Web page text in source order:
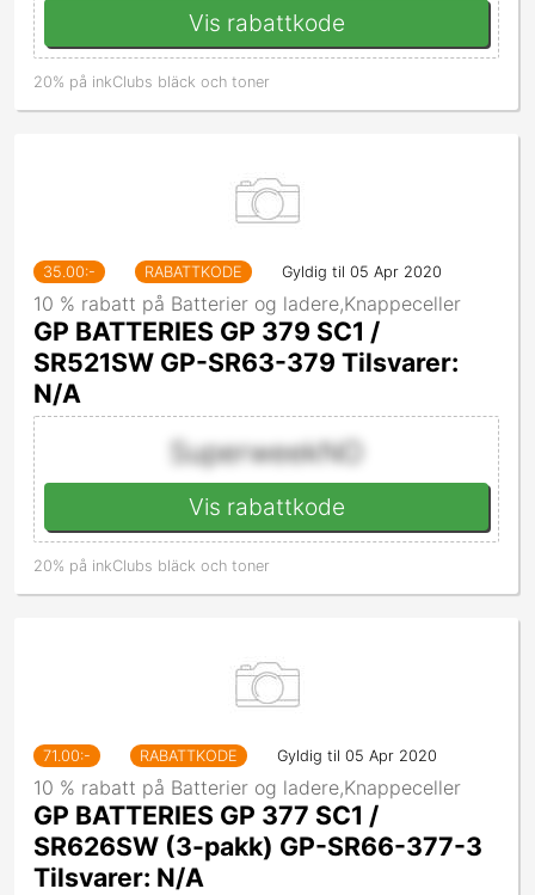
Vis rabattkode
20% på inkClubs bläck och toner
35.00:- RABATTKODE Gyldig til 05 Apr 2020
10 % rabatt på Batterier og ladere,Knappeceller
GP BATTERIES GP 379 SC1 /
SR521SW GP-SR63-379 Tilsvarer:
N/A
SuperweekNO
Vis rabattkode
20% på inkClubs bläck och toner
71.00:- RABATTKODE Gyldig til 05 Apr 2020
10 % rabatt på Batterier og ladere,Knappeceller
GP BATTERIES GP 377 SC1 /
SR626SW (3-pakk) GP-SR66-377-3
Tilsvarer: N/A